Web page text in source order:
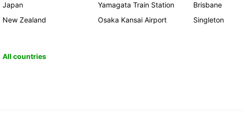
Japan
New Zealand
Yamagata Train Station
Osaka Kansai Airport
Brisbane
Singleton
All countries